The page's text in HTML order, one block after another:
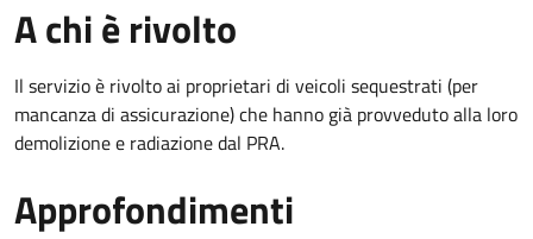
A chi è rivolto
Il servizio è rivolto ai proprietari di veicoli sequestrati (per
mancanza di assicurazione) che hanno già provveduto alla loro
demolizione e radiazione dal PRA.
Approfondimenti